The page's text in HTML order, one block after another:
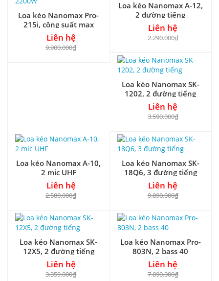
Loa kéo Nanomax Pro-
215i, công suất max
2200W
Liên hệ
9.900.000₫
Loa kéo Nanomax A-12,
2 đường tiếng
Liên hệ
2.290.000₫
Loa kéo Nanomax SK-
1202, 2 đường tiếng
Liên hệ
3.590.000₫
Loa kéo Nanomax A-10,
2 mic UHF
Liên hệ
2.580.000₫
Loa kéo Nanomax SK-
18Q6, 3 đường tiếng
Liên hệ
9.890.000₫
Loa kéo Nanomax SK-
12X5, 2 đường tiếng
Liên hệ
3.359.000₫
Loa kéo Nanomax Pro-
803N, 2 bass 40
Liên hệ
7.890.000₫